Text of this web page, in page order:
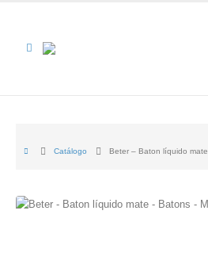
Catálogo Beter – Baton líquido mate